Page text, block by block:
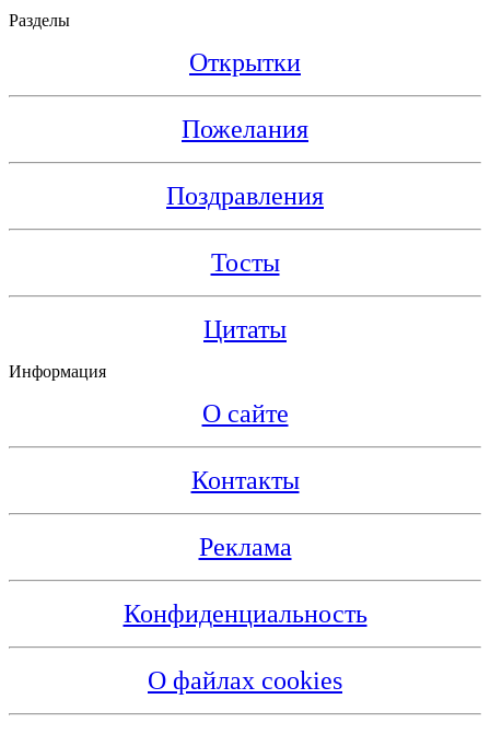
Разделы
Открытки
Пожелания
Поздравления
Тосты
Цитаты
Информация
О сайте
Контакты
Реклама
Конфиденциальность
О файлах cookies